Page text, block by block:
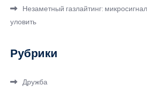
Незаметный газлайтинг:
уловить
Рубрики
Дружба